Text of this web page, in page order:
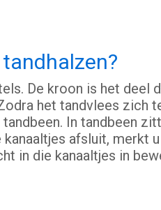
De kroon is het deel
het tandvlees zich
In tandbeen
afsluit, merkt
in die kanaaltjes in